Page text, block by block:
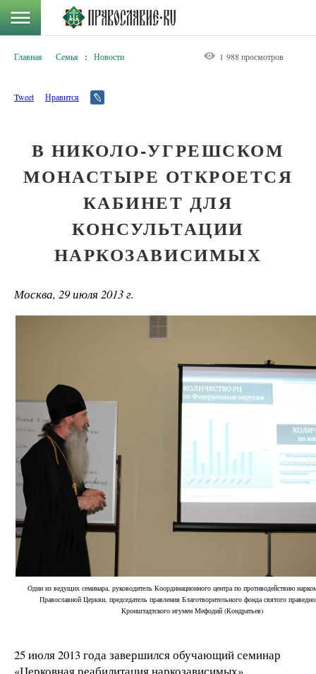
Главная Семья : Новости 1 988 просмотров
Tweet Нравится
В НИКОЛО-УГРЕШСКОМ
МОНАСТЫРЕ ОТКРОЕТСЯ
КАБИНЕТ ДЛЯ
КОНСУЛЬТАЦИИ
НАРКОЗАВИСИМЫХ
Москва, 29 июля 2013 г.
Один из ведущих семинара, руководитель Координационного центра по противодействию
Православной Церкви, председатель правления Благотворительного фонда святого
Кронштадтского игумен Мефодий (Кондратьев)
25 июля 2013 года завершился обучающий семинар
«Церковная реабилитация наркозависимых»,